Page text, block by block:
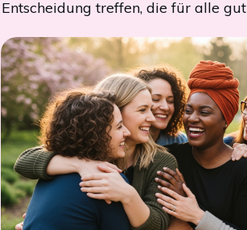
Entscheidung treffen, die für alle